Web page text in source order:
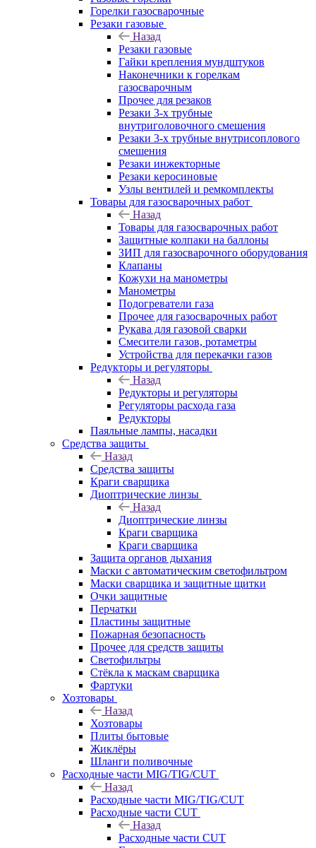
Горелки газосварочные
Резаки газовые
Назад
Резаки газовые
Гайки крепления мундштуков
Наконечники к горелкам
газосварочным
Прочее для резаков
Резаки 3-х трубные
внутриголовочного смешения
Резаки 3-х трубные внутрисоплового
смешения
Резаки инжекторные
Резаки керосиновые
Узлы вентилей и ремкомплекты
Товары для газосварочных работ
Назад
Товары для газосварочных работ
Защитные колпаки на баллоны
ЗИП для газосварочного оборудования
Клапаны
Кожухи на манометры
Манометры
Подогреватели газа
Прочее для газосварочных работ
Рукава для газовой сварки
Смесители газов, ротаметры
Устройства для перекачки газов
Редукторы и регуляторы
Назад
Редукторы и регуляторы
Регуляторы расхода газа
Редукторы
Паяльные лампы, насадки
Средства защиты
Назад
Средства защиты
Краги сварщика
Диоптрические линзы
Назад
Диоптрические линзы
Краги сварщика
Краги сварщика
Защита органов дыхания
Маски с автоматическим светофильтром
Маски сварщика и защитные щитки
Очки защитные
Перчатки
Пластины защитные
Пожарная безопасность
Прочее для средств защиты
Светофильтры
Стёкла к маскам сварщика
Фартуки
Хозтовары
Назад
Хозтовары
Плиты бытовые
Жиклёры
Шланги поливочные
Расходные части MIG/TIG/CUT
Назад
Расходные части MIG/TIG/CUT
Расходные части CUT
Назад
Расходные части CUT